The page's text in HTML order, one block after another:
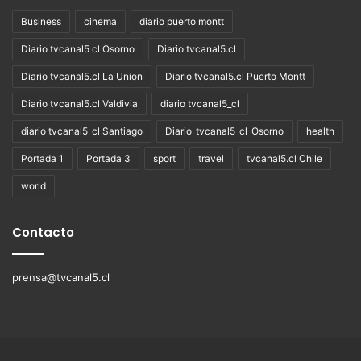
Business cinema diario puerto montt
Diario tvcanal5 cl Osorno Diario tvcanal5.cl
Diario tvcanal5.cl La Union Diario tvcanal5.cl Puerto Montt
Diario tvcanal5.cl Valdivia diario tvcanal5_cl
diario tvcanal5_cl Santiago Diario_tvcanal5_cl_Osorno health
Portada 1 Portada 3 sport travel tvcanal5.cl Chile
world
Contacto
prensa@tvcanal5.cl